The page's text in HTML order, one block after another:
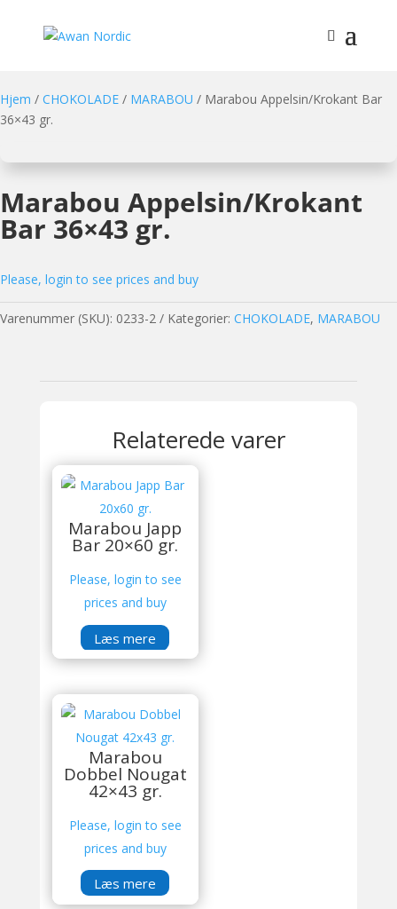
Hjem / CHOKOLADE / MARABOU / Marabou Appelsin/Krokant Bar
36×43 gr.
Marabou Appelsin/Krokant
Bar 36×43 gr.
Please, login to see prices and buy
Varenummer (SKU): 0233-2 Kategorier: CHOKOLADE, MARABOU
Relaterede varer
Marabou Japp
Bar 20×60 gr.
Please, login to see
prices and buy
Læs mere
Marabou
Dobbel Nougat
42×43 gr.
Please, login to see
prices and buy
Læs mere